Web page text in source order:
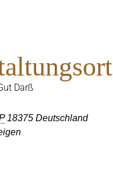
Darß
18375 Deutschland